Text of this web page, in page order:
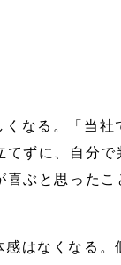
なる。「当
ずに、自分
ぶと思った
はなくなる